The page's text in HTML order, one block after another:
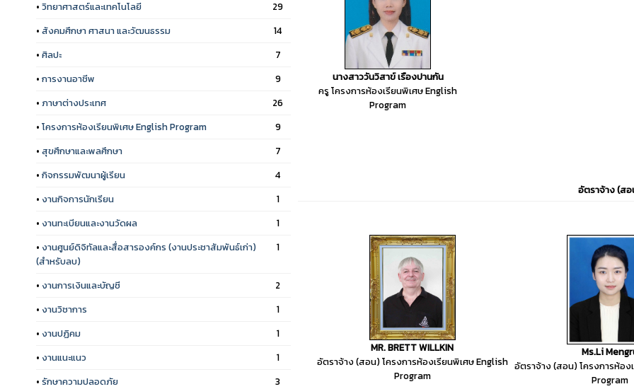
• วิทยาศาสตร์และเทคโนโลยี
29
• สังคมศึกษา ศาสนา และวัฒนธรรม
14
• ศิลปะ
7
• การงานอาชีพ
9
• ภาษาต่างประเทศ
26
• โครงการห้องเรียนพิเศษ English Program
9
• สุขศึกษาและพลศึกษา
7
• กิจกรรมพัฒนาผู้เรียน
4
• งานกิจการนักเรียน
1
• งานทะเบียนและงานวัดผล
1
• งานศูนย์ดิจิทัลและสื่อสารองค์กร (งานประชาสัมพันธ์เก่า)
(สำหรับลบ)
1
• งานการเงินและบัญชี
2
• งานวิชาการ
1
• งานปฏิคม
1
• งานแนะแนว
1
• รักษาความปลอดภัย
3
นางสาววันวิสาข์ เรืองปานกัน
ครู โครงการห้องเรียนพิเศษ English
Program
อัตราจ้าง (ส
MR. BRETT WILLKIN
อัตราจ้าง (สอน) โครงการห้องเรียนพิเศษ English
Program
Ms.Li
อัตราจ้าง (สอน) โครงการห้อ
Program